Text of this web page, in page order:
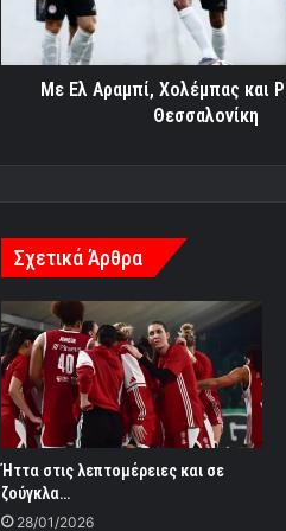
Θεσσαλονίκη
Με Ελ Αραμπί, Χολέμπας και
Θεσσαλονίκη
Σχετικά Άρθρα
Ήττα στις λεπτομέρειες και σε
ζούγκλα…
28/01/2026